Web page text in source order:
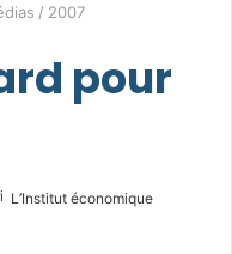
/ 2007
pour
L’Institut économique